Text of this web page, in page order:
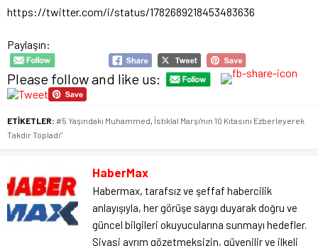
https://twitter.com/i/status/1782689218453483636
Paylaşın:
Please follow and like us:
ETİKETLER: #5 Yaşındaki Muhammed, İstiklal Marşı'nın 10 Kıtasını Ezberleyerek
Takdir Topladı"
HaberMax
Habermax, tarafsız ve şeffaf habercilik
anlayışıyla, her görüşe saygı duyarak doğru ve
güncel bilgileri okuyucularına sunmayı hedefler.
Siyasi ayrım gözetmeksizin, güvenilir ve ilkeli